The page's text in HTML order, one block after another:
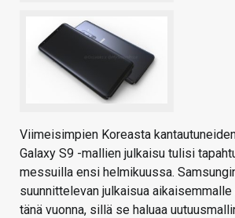
Viimeisimpien Koreasta
Galaxy S9 -mallien julkaisu tulisi
messuilla ensi helmikuussa.
suunnittelevan julkaisua aikaisemmalle
tänä vuonna, sillä se haluaa